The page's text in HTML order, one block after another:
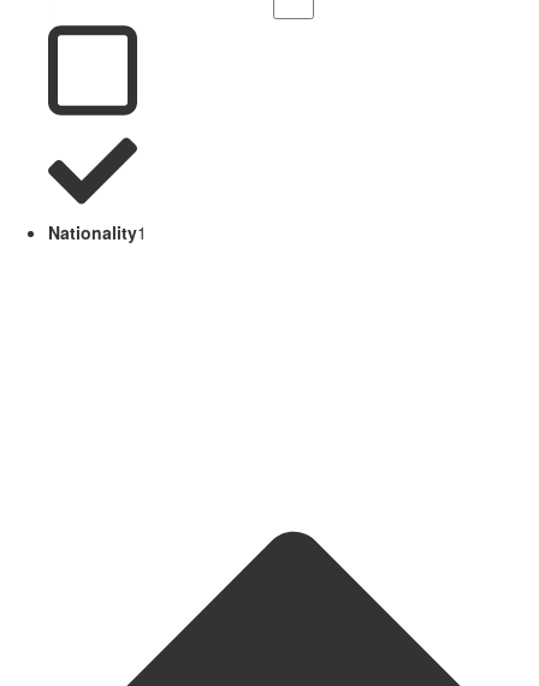
Nationality1